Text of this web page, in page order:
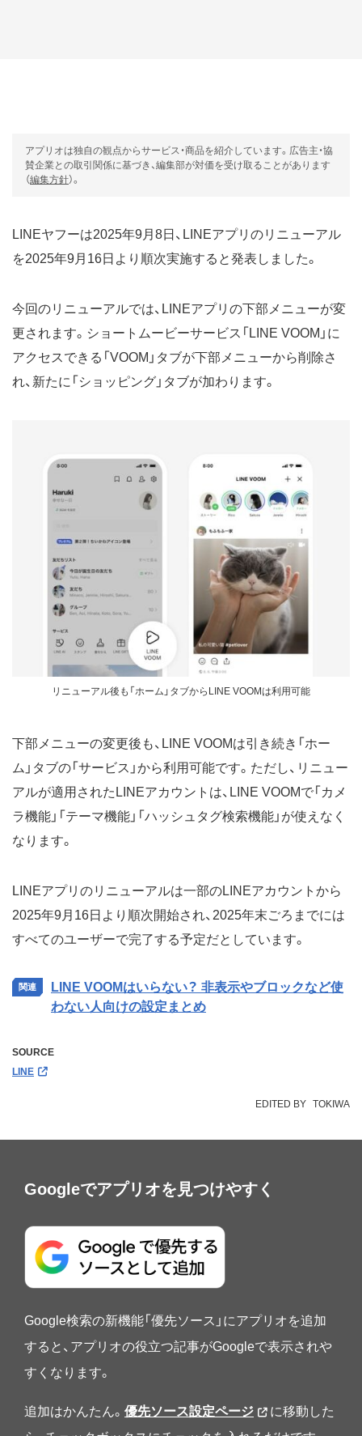
アプリオは独自の観点からサービス・商品を紹介しています。広告主・協
賛企業との取引関係に基づき、編集部が対価を受け取ることがあります
（編集方針）。
LINEヤフーは2025年9月8日、LINEアプリのリニューアル
を2025年9月16日より順次実施すると発表しました。
今回のリニューアルでは、LINEアプリの下部メニューが変
更されます。ショートムービーサービス「LINE VOOM」に
アクセスできる「VOOM」タブが下部メニューから削除さ
れ、新たに「ショッピング」タブが加わります。
リニューアル後も「ホーム」タブからLINE VOOMは利用可能
下部メニューの変更後も、LINE VOOMは引き続き「ホー
ム」タブの「サービス」から利用可能です。ただし、リニュー
アルが適用されたLINEアカウントは、LINE VOOMで「カメ
ラ機能」「テーマ機能」「ハッシュタグ検索機能」が使えなく
なります。
LINEアプリのリニューアルは一部のLINEアカウントから
2025年9月16日より順次開始され、2025年末ごろまでには
すべてのユーザーで完了する予定だとしています。
LINE VOOMはいらない？ 非表示やブロックなど使
わない人向けの設定まとめ
SOURCE
LINE
EDITED BY TOKIWA
Googleでアプリオを見つけやすく
Google検索の新機能「優先ソース」にアプリオを追加
すると、アプリオの役立つ記事がGoogleで表示されや
すくなります。
追加はかんたん。 優先ソース設定ページ
に移動した